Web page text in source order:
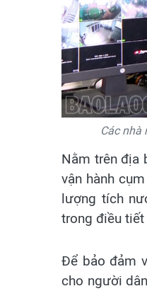
Các nhà
Nằm trên địa
vận hành
lượng tích
trong điều tiết
Để bảo đảm
cho người